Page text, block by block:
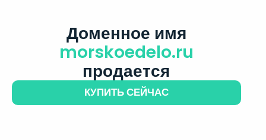
Доменное имя
morskoedelo.ru
продается
КУПИТЬ СЕЙЧАС